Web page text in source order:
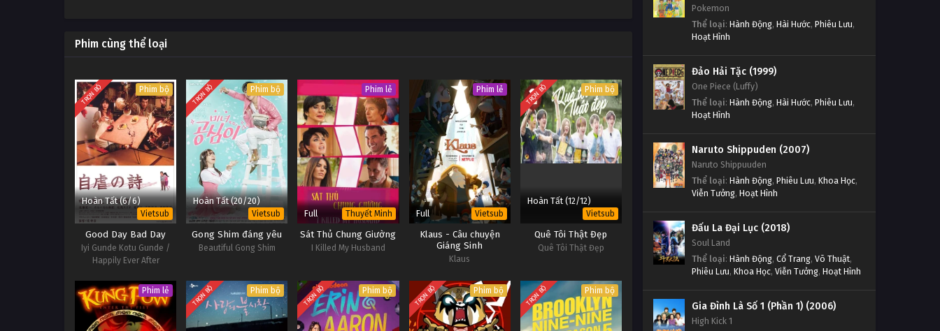
Phim cùng thể loại
TRỌN BỘ Phim bộ
Hoàn Tất (6/6)
Vietsub
Good Day Bad Day
Iyi Gunde Kotu Gunde /
Happily Ever After
TRỌN BỘ Phim bộ
Hoàn Tất (20/20)
Vietsub
Gong Shim đáng yêu
Beautiful Gong Shim
Phim lẻ
Full Thuyết Minh
Sát Thủ Chung Giường
I Killed My Husband
Phim lẻ
Full Vietsub
Klaus - Câu chuyện
Giáng Sinh
Klaus
TRỌN BỘ Phim bộ
Hoàn Tất (12/12)
Vietsub
Quê Tôi Thật Đẹp
Quê Tôi Thật Đẹp
Phim lẻ TRỌN BỘ Phim bộ TRỌN BỘ Phim bộ TRỌN BỘ Phim bộ TRỌN BỘ Phim bộ
Pokemon
Thể loại: Hành Động, Hài Hước, Phiêu Lưu,
Hoạt Hình
Đảo Hải Tặc (1999)
One Piece (Luffy)
Thể loại: Hành Động, Hài Hước, Phiêu Lưu,
Hoạt Hình
Naruto Shippuden (2007)
Naruto Shippuuden
Thể loại: Hành Động, Phiêu Lưu, Khoa Học,
Viễn Tưởng, Hoạt Hình
Đấu La Đại Lục (2018)
Soul Land
Thể loại: Hành Động, Cổ Trang, Võ Thuật,
Phiêu Lưu, Khoa Học, Viễn Tưởng, Hoạt Hình
Gia Đình Là Số 1 (Phần 1) (2006)
High Kick 1